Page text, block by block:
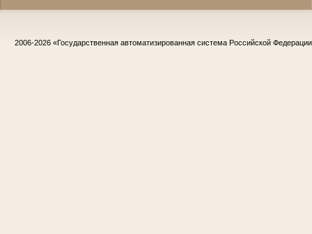
2006-2026 «Государственная автоматизированная система Российской